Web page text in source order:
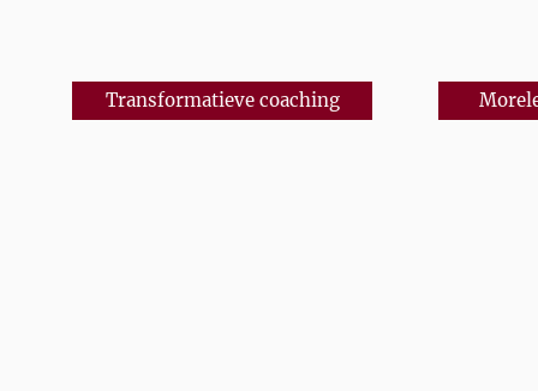
Transformatieve coaching